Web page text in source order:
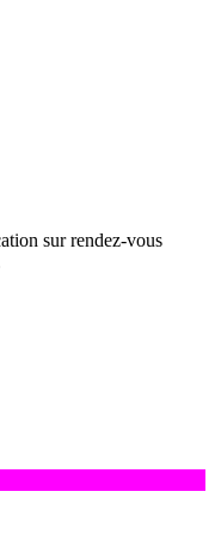
sur rendez-vous